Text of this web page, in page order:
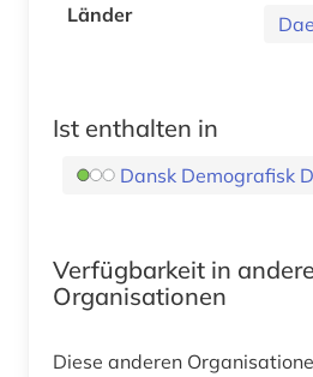
Länder
Ist enthalten in
Dansk Demografisk
Verfügbarkeit in
Organisationen
Diese anderen